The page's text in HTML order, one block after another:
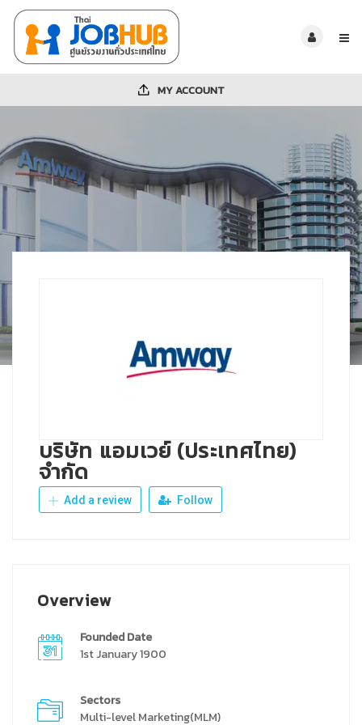
MY ACCOUNT
บริษัท แอมเวย์ (ประเทศไทย)
จำกัด
Add a review Follow
Overview
Founded Date
1st January 1900
Sectors
Multi-level Marketing(MLM)